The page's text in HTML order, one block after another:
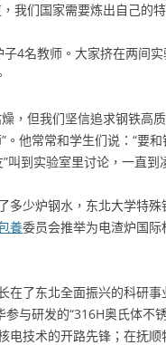
我们国家需要炼出自己的
4名教师。大家挤在两间
，但我们坚信追求钢铁高
他常常和学生们说：“要和
叫到实验室里讨论，一直到
多少炉钢水，东北大学特
養委员会推举为电渣炉国
在了东北全面振兴的科研
参与研发的“316H奥氏体不
电技术的开路先锋；在抚